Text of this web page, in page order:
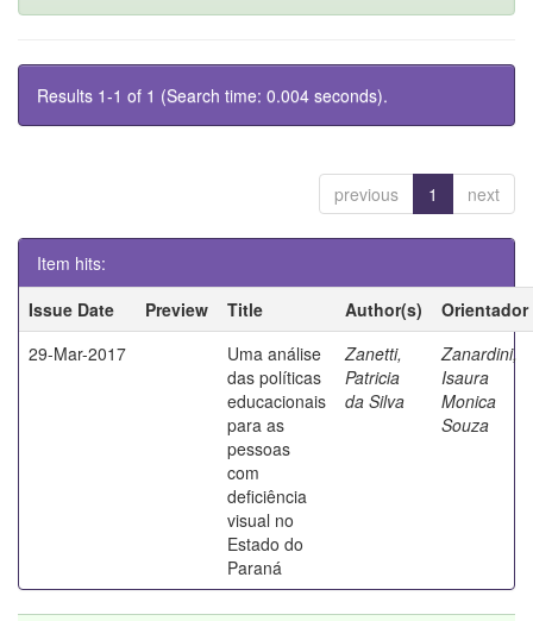
Results 1-1 of 1 (Search time: 0.004 seconds).
previous 1 next
Item hits:
Issue Date
Preview Title Author(s)
Orientador
29-Mar-2017
Uma análise
das políticas
educacionais
para as
pessoas
com
deficiência
visual no
Estado do
Paraná
Zanetti,
Patricia
da Silva
Zanardini,
Isaura
Monica
Souza